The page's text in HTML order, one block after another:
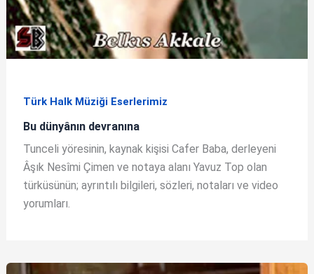
Türk Halk Müziği Eserlerimiz
Bu dünyânın devranına
Tunceli yöresinin, kaynak kişisi Cafer Baba, derleyeni
Âşık Nesîmi Çimen ve notaya alanı Yavuz Top olan
türküsünün; ayrıntılı bilgileri, sözleri, notaları ve video
yorumları.